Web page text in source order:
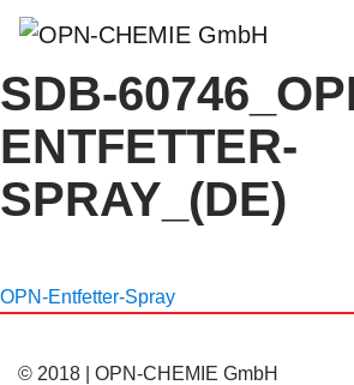
SDB-
ENTFETTER-
SPRAY_(DE)
OPN-Entfetter-Spray
© 2018 | OPN-CHEMIE GmbH